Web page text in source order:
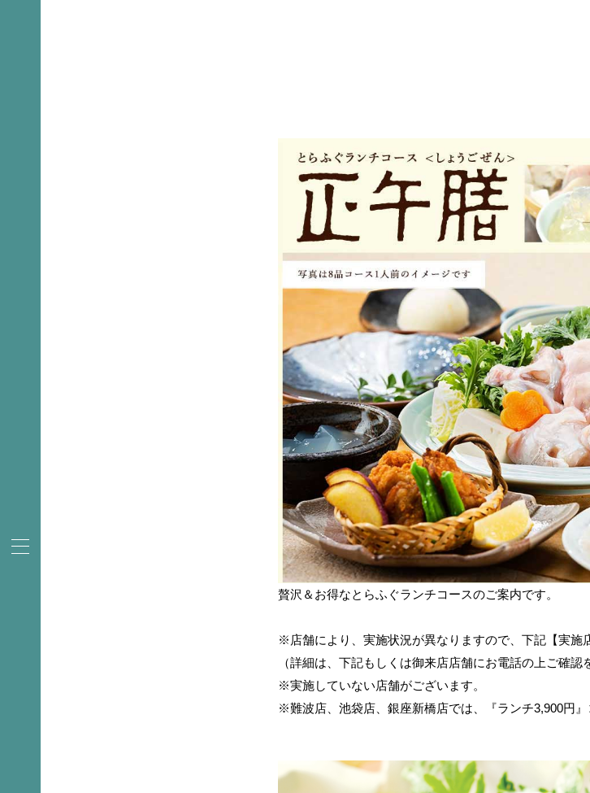
贅沢＆お得なとらふぐランチコースのご案内です。
※店舗により、実施状況が異なりますので、下記【実施
（詳細は、下記もしくは御来店店舗にお電話の上ご確認
※実施していない店舗がございます。
※難波店、池袋店、銀座新橋店では、『ランチ3,900円』